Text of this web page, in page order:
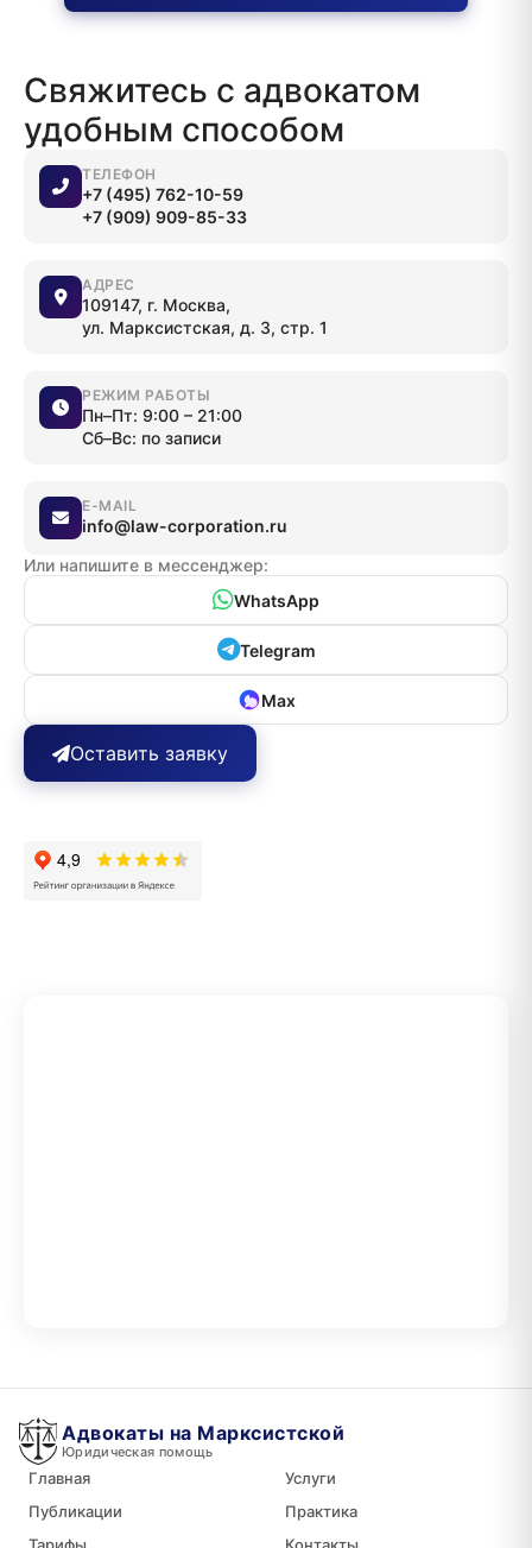
Свяжитесь с адвокатом
удобным способом
ТЕЛЕФОН
+7 (495) 762-10-59
+7 (909) 909-85-33
АДРЕС
109147, г. Москва,
ул. Марксистская, д. 3, стр. 1
РЕЖИМ РАБОТЫ
Пн–Пт: 9:00 – 21:00
Сб–Вс: по записи
E-MAIL
info@law-corporation.ru
Или напишите в мессенджер:
WhatsApp
Telegram
Max
Оставить заявку
Адвокаты на Марксистской
Юридическая помощь
Главная
Услуги
Публикации
Практика